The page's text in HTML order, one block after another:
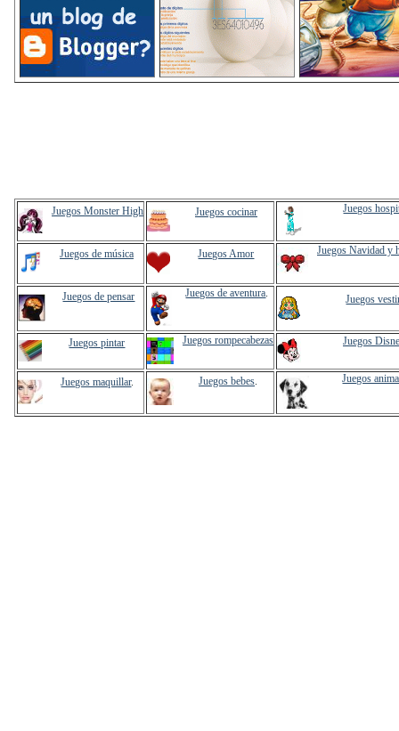
Juegos Monster High Juegos cocinar Juegos
Juegos de música Juegos Amor Juegos Navidad y
Juegos de pensar Juegos de aventura. Juegos
Juegos pintar Juegos rompecabezas Juegos
Juegos maquillar. Juegos bebes. Juegos